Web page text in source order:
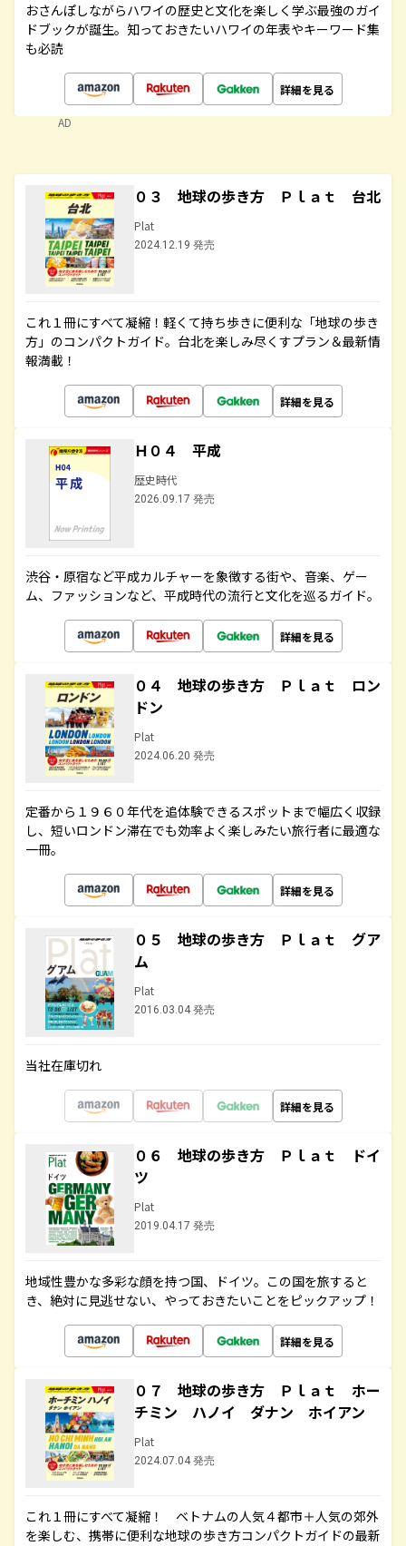
おさんぽしながらハワイの歴史と文化を楽しく学ぶ最強のガイ
ドブックが誕生。知っておきたいハワイの年表やキーワード集
も必読
詳細を見る
AD
０３ 地球の歩き方 Ｐｌａｔ 台北
Plat
2024.12.19 発売
これ１冊にすべて凝縮！軽くて持ち歩きに便利な「地球の歩き
方」のコンパクトガイド。台北を楽しみ尽くすプラン＆最新情
報満載！
詳細を見る
Ｈ０４ 平成
歴史時代
2026.09.17 発売
渋谷・原宿など平成カルチャーを象徴する街や、音楽、ゲー
ム、ファッションなど、平成時代の流行と文化を巡るガイド。
詳細を見る
０４ 地球の歩き方 Ｐｌａｔ ロン
ドン
Plat
2024.06.20 発売
定番から１９６０年代を追体験できるスポットまで幅広く収録
し、短いロンドン滞在でも効率よく楽しみたい旅行者に最適な
一冊。
詳細を見る
０５ 地球の歩き方 Ｐｌａｔ グア
ム
Plat
2016.03.04 発売
当社在庫切れ
詳細を見る
０６ 地球の歩き方 Ｐｌａｔ ドイ
ツ
Plat
2019.04.17 発売
地域性豊かな多彩な顔を持つ国、ドイツ。この国を旅すると
き、絶対に見逃せない、やっておきたいことをピックアップ！
詳細を見る
０７ 地球の歩き方 Ｐｌａｔ ホー
チミン ハノイ ダナン ホイアン
Plat
2024.07.04 発売
これ１冊にすべて凝縮！ ベトナムの人気４都市＋人気の郊外
を楽しむ、携帯に便利な地球の歩き方コンパクトガイドの最新